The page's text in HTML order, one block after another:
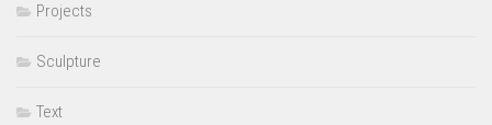
Projects
Sculpture
Text